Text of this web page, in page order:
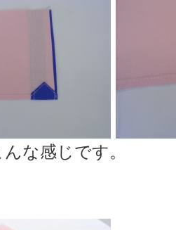
な感じです。